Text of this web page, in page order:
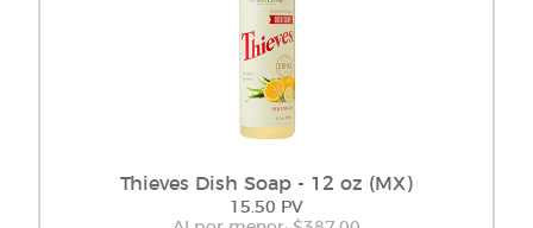
Thieves Dish Soap - 12 oz (MX)
15.50 PV